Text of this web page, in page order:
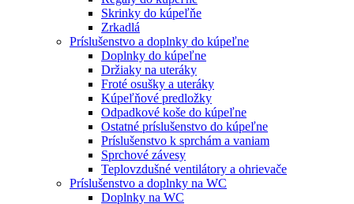
Skrinky do kúpeľňe
Zrkadlá
Príslušenstvo a doplnky do kúpeľne
Doplnky do kúpeľne
Držiaky na uteráky
Froté osušky a uteráky
Kúpeľňové predložky
Odpadkové koše do kúpeľne
Ostatné príslušenstvo do kúpeľne
Príslušenstvo k sprchám a vaniam
Sprchové závesy
Teplovzdušné ventilátory a ohrievače
Príslušenstvo a doplnky na WC
Doplnky na WC